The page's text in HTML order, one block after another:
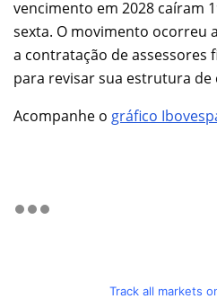
vencimento em 2028 caíram
sexta. O movimento ocorreu
a contratação de assessores
para revisar sua estrutura de
Acompanhe o gráfico
Track all markets